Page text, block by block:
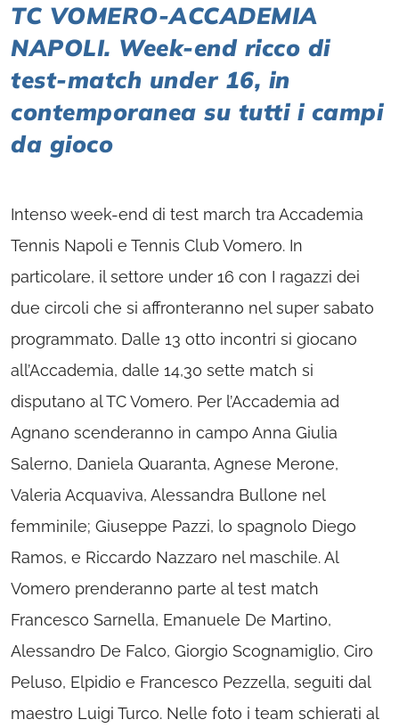
TC VOMERO-ACCADEMIA
NAPOLI. Week-end ricco di
test-match under 16, in
contemporanea su tutti i campi
da gioco
Intenso week-end di test march tra Accademia
Tennis Napoli e Tennis Club Vomero. In
particolare, il settore under 16 con I ragazzi dei
due circoli che si affronteranno nel super sabato
programmato. Dalle 13 otto incontri si giocano
all’Accademia, dalle 14,30 sette match si
disputano al TC Vomero. Per l’Accademia ad
Agnano scenderanno in campo Anna Giulia
Salerno, Daniela Quaranta, Agnese Merone,
Valeria Acquaviva, Alessandra Bullone nel
femminile; Giuseppe Pazzi, lo spagnolo Diego
Ramos, e Riccardo Nazzaro nel maschile. Al
Vomero prenderanno parte al test match
Francesco Sarnella, Emanuele De Martino,
Alessandro De Falco, Giorgio Scognamiglio, Ciro
Peluso, Elpidio e Francesco Pezzella, seguiti dal
maestro Luigi Turco. Nelle foto i team schierati al